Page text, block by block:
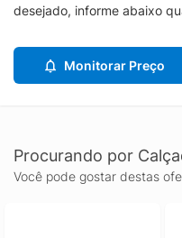
desejado, informe abaixo
Monitorar Preço
Procurando por
Você pode gostar destas